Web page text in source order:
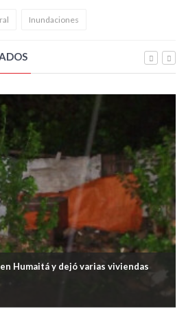
Inundaciones
Humaitá y dejó varias viviendas